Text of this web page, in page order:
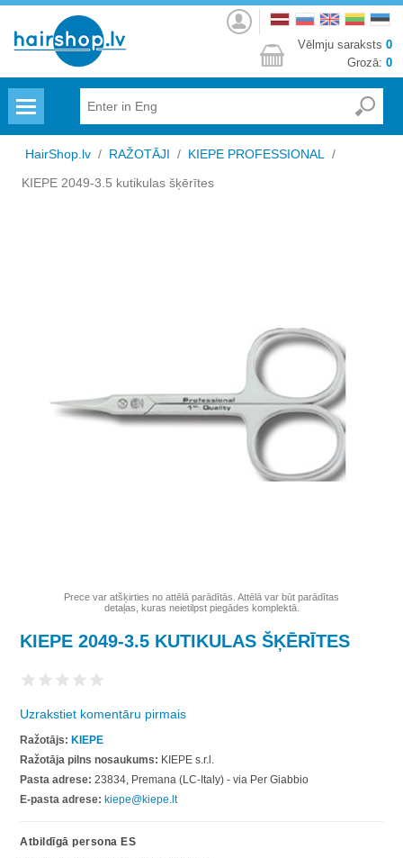
Autorizēties
Vēlmju saraksts 0
Grozā: 0
HairShop.lv / RAŽOTĀJI / KIEPE PROFESSIONAL
/
KIEPE 2049-3.5 kutikulas šķērītes
Prece var atšķirties no attēlā parādītās. Attēlā var būt parādītas
detaļas, kuras neietilpst piegādes komplektā.
KIEPE 2049-3.5 KUTIKULAS ŠĶĒRĪTES
Uzrakstiet komentāru pirmais
Ražotājs: KIEPE
Ražotāja pilns nosaukums: KIEPE s.r.l.
Pasta adrese: 23834, Premana (LC-Italy) - via Per Giabbio
E-pasta adrese: kiepe@kiepe.lt
Atbildīgā persona ES